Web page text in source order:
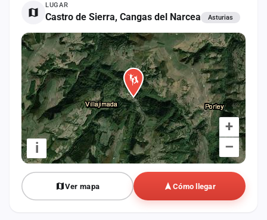
LUGAR
Castro de Sierra, Cangas del Narcea Asturias
+
–
i
Ver mapa Cómo llegar